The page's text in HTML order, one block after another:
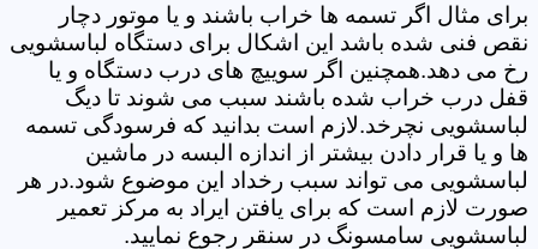
برای مثال اگر تسمه ها خراب باشند و یا موتور دچار
نقص فنی شده باشد این اشکال برای دستگاه لباسشویی
رخ می دهد.همچنین اگر سوییچ های درب دستگاه و یا
قفل درب خراب شده باشند سبب می شوند تا دیگ
لباسشویی نچرخد.لازم است بدانید که فرسودگی تسمه
ها و یا قرار دادن بیشتر از اندازه البسه در ماشین
لباسشویی می تواند سبب رخداد این موضوع شود.در هر
صورت لازم است که برای یافتن ایراد به مرکز تعمیر
لباسشویی سامسونگ در سنقر رجوع نمایید.